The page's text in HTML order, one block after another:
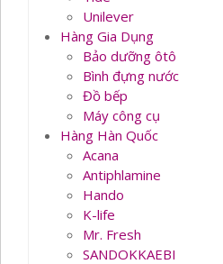
Unilever
Hàng Gia Dụng
Bảo dưỡng ôtô
Bình đựng nước
Đồ bếp
Máy công cụ
Hàng Hàn Quốc
Acana
Antiphlamine
Hando
K-life
Mr. Fresh
SANDOKKAEBI